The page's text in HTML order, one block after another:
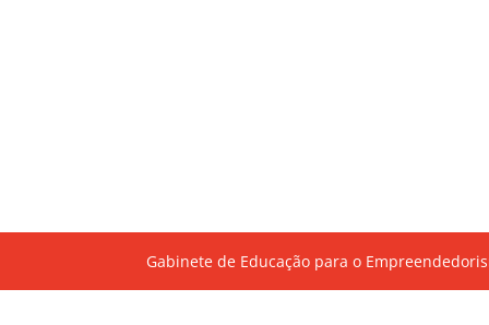
Gabinete de Educação para o